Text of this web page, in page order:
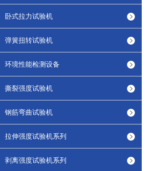
卧式拉力试验机
弹簧扭转试验机
环境性能检测设备
撕裂强度试验机
钢筋弯曲试验机
拉伸强度试验机系列
剥离强度试验机系列